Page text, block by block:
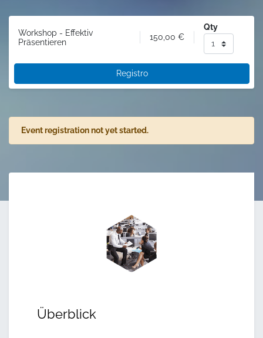
Workshop - Effektiv
Präsentieren
150,00 €
Qty
Registro
Event registration not yet started.
Überblick